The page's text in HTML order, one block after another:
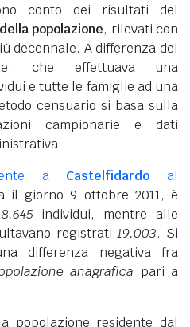
conto dei risultati del
popolazione, rilevati con
decennale. A differenza del
che effettuava una
e tutte le famiglie ad una
censuario si basa sulla
campionarie e dati
a Castelfidardo al
il giorno 9 ottobre 2011, è
individui, mentre alle
registrati19.003. Si
differenza negativa fra
anagrafica pari a
popolazione residente dal